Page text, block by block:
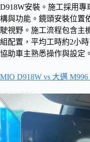
D918W安裝。施工採用
構與功能。鏡頭安裝位置
駛視野。施工流程包含主
組配置，平均工時約2小
協助車主熟悉操作與設定。
MIO D918W vs 大邁